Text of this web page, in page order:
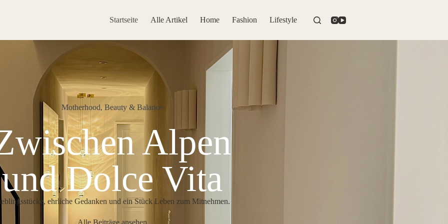
Startseite Alle Artikel Home Fashion Lifestyle
Motherhood, Beauty & Balance
Alpen
und Dolce Vita
ehrliche Gedanken und ein Stück Leben zum Mitnehmen.
Alle Beiträge ansehen